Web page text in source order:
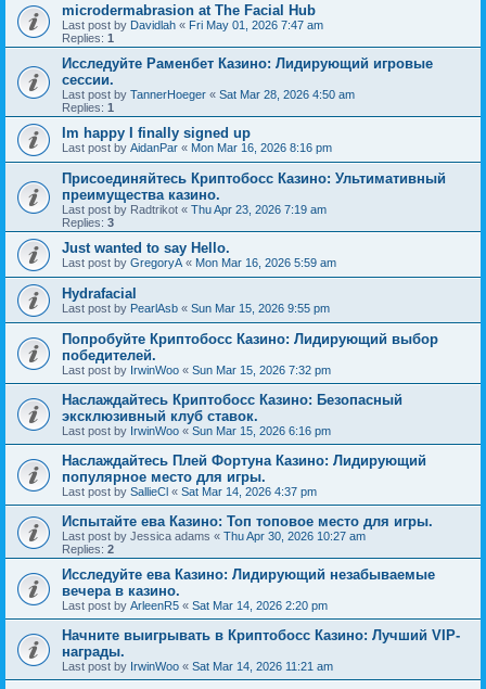
microdermabrasion at The Facial Hub
Last post by Davidlah « Fri May 01, 2026 7:47 am
Replies: 1
Исследуйте Раменбет Казино: Лидирующий игровые
сессии.
Last post by TannerHoeger « Sat Mar 28, 2026 4:50 am
Replies: 1
Im happy I finally signed up
Last post by AidanPar « Mon Mar 16, 2026 8:16 pm
Присоединяйтесь Криптобосс Казино: Ультимативный
преимущества казино.
Last post by Radtrikot « Thu Apr 23, 2026 7:19 am
Replies: 3
Just wanted to say Hello.
Last post by GregoryA « Mon Mar 16, 2026 5:59 am
Hydrafacial
Last post by PearlAsb « Sun Mar 15, 2026 9:55 pm
Попробуйте Криптобосс Казино: Лидирующий выбор
победителей.
Last post by IrwinWoo « Sun Mar 15, 2026 7:32 pm
Наслаждайтесь Криптобосс Казино: Безопасный
эксклюзивный клуб ставок.
Last post by IrwinWoo « Sun Mar 15, 2026 6:16 pm
Наслаждайтесь Плей Фортуна Казино: Лидирующий
популярное место для игры.
Last post by SallieCl « Sat Mar 14, 2026 4:37 pm
Испытайте ева Казино: Топ топовое место для игры.
Last post by Jessica adams « Thu Apr 30, 2026 10:27 am
Replies: 2
Исследуйте ева Казино: Лидирующий незабываемые
вечера в казино.
Last post by ArleenR5 « Sat Mar 14, 2026 2:20 pm
Начните выигрывать в Криптобосс Казино: Лучший VIP-
награды.
Last post by IrwinWoo « Sat Mar 14, 2026 11:21 am